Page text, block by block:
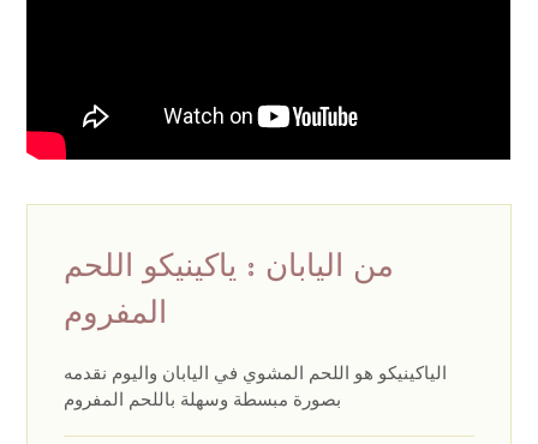
من اليابان : ياكينيكو اللحم
المفروم
الياكينيكو هو اللحم المشوي في اليابان واليوم نقدمه
بصورة مبسطة وسهلة باللحم المفروم